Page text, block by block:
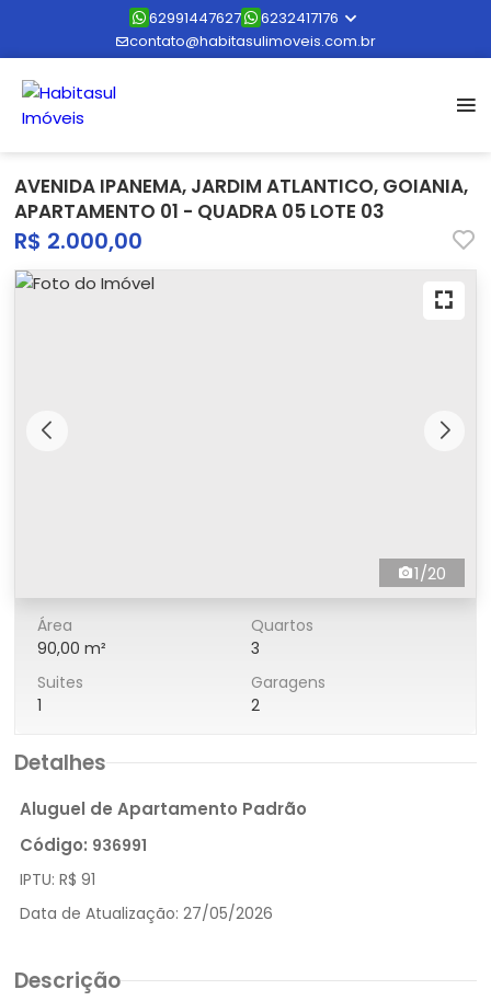
62991447627
6232417176
contato@habitasulimoveis.com.br
AVENIDA IPANEMA, JARDIM ATLANTICO, GOIANIA,
APARTAMENTO 01 - QUADRA 05 LOTE 03
R$ 2.000,00
1/20
Área
90,00 m²
Quartos
3
Suites
1
Garagens
2
Detalhes
Aluguel de Apartamento Padrão
Código: 936991
IPTU: R$ 91
Data de Atualização: 27/05/2026
Descrição